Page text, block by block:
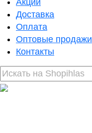
Акции
Доставка
Оплата
Оптовые продажи
Контакты